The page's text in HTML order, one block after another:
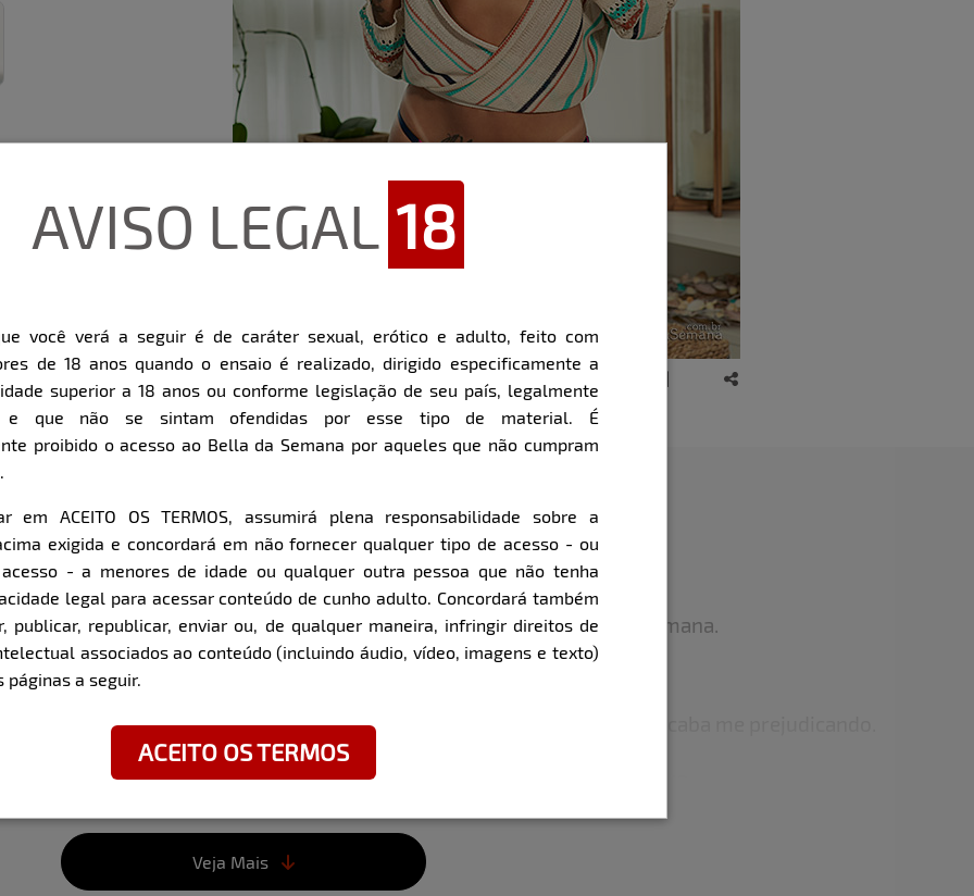
Item
1
of
12
Super Zoom
a modelo:
de Serra - SP
RS
O que você faz para manter a forma?
Academia, nada demais, vou umas 4x por semana.
Sempre, sou muito teimosa e isso às vezes acaba me prejudicando.
Qual parte do seu corpo você acha irresistível?
Gosto da minha boca.
O você faz quando ninguém está olhando?
Veja Mais
AVISO LEGAL 18
você verá a seguir é de caráter sexual, erótico e adulto, feito com
de 18 anos quando o ensaio é realizado, dirigido especificamente a
superior a 18 anos ou conforme legislação de seu país, legalmente
e que não se sintam ofendidas por esse tipo de material. É
proibido o acesso ao Bella da Semana por aqueles que não cumpram
em ACEITO OS TERMOS, assumirá plena responsabilidade sobre a
exigida e concordará em não fornecer qualquer tipo de acesso - ou
- a menores de idade ou qualquer outra pessoa que não tenha
legal para acessar conteúdo de cunho adulto. Concordará também
publicar, republicar, enviar ou, de qualquer maneira, infringir direitos de
associados ao conteúdo (incluindo áudio, vídeo, imagens e texto)
páginas a seguir.
ACEITO OS TERMOS